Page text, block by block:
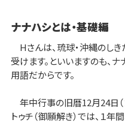
ナナハシとは・基礎編
Hさんは、琉球・沖縄のし
受けます。といいますのも、
用語だからです。
年中行事の旧暦12月24日（
トゥチ（御願解き）では、１年